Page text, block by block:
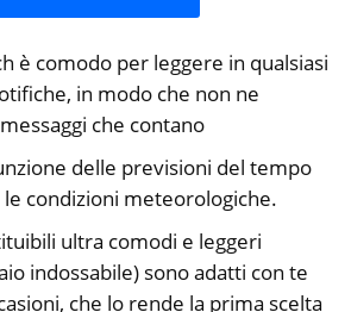
è comodo per leggere in qualsiasi
in modo che non ne
che contano
delle previsioni del tempo
condizioni meteorologiche.
ultra comodi e leggeri
indossabile) sono adatti con te
che lo rende la prima scelta